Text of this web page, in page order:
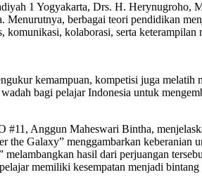
1 Yogyakarta, Drs. H. Herynugroho,
Menurutnya, berbagai teori pendidikan
kolaborasi, serta keterampilan
kemampuan, kompetisi juga
bagi pelajar Indonesia untuk
Anggun Maheswari Bintha,
the Galaxy” menggambarkan keberanian
melambangkan hasil dari perjuangan
memiliki kesempatan menjadi